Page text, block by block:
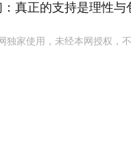
真正的支持是理性与
独家使用，未经本网授权，